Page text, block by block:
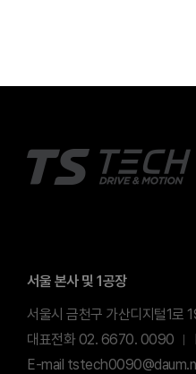
서울 본사 및 1공장
서울시 금천구 가산디지털1로
대표전화 02. 6670. 0090
E-mail